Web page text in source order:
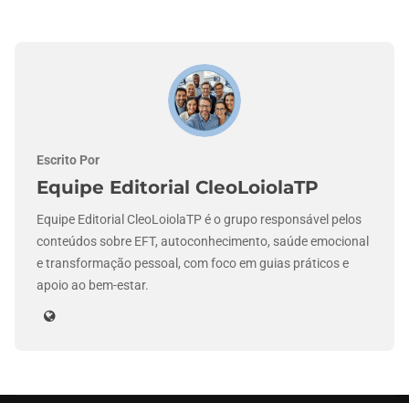
Escrito Por
Equipe Editorial CleoLoiolaTP
Equipe Editorial CleoLoiolaTP é o grupo responsável pelos
conteúdos sobre EFT, autoconhecimento, saúde emocional
e transformação pessoal, com foco em guias práticos e
apoio ao bem-estar.